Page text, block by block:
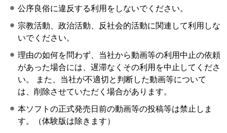
公序良俗に違反する利用をしないでください。
宗教活動、政治活動、反社会的活動に関連して利用しな
いでください。
理由の如何を問わず、当社から動画等の利用中止の依頼
があった場合には、遅滞なくその利用を中止してくださ
い。 また、当社が不適切と判断した動画等について
は、削除させていただく場合があります。
本ソフトの正式発売日前の動画等の投稿等は禁止しま
す。（体験版は除きます）